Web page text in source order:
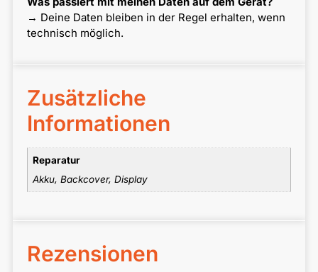
→ Deine Daten bleiben in der Regel erhalten, wenn
technisch möglich.
Zusätzliche
Informationen
Reparatur
Akku, Backcover, Display
Rezensionen